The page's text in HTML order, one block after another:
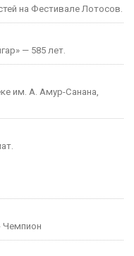
о том, что в
Героя России
24